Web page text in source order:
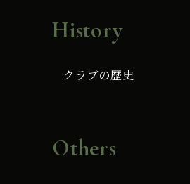
History
クラブの歴史
Others